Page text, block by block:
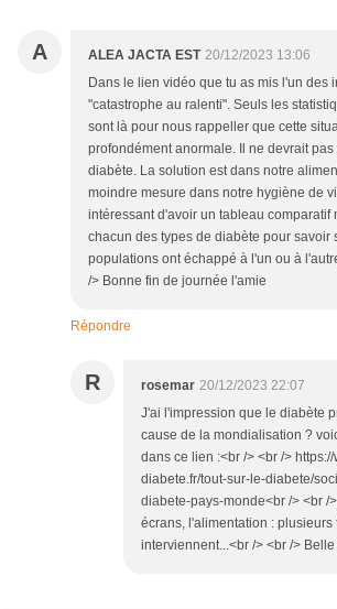
A ALEA JACTA EST 20/12/2023 13:06
Dans le lien vidéo que tu as mis l'un des
"catastrophe au ralenti". Seuls les
sont là pour nous rappeller que cette
profondément anormale. Il ne devrait
diabète. La solution est dans notre
moindre mesure dans notre hygiène de
intéressant d'avoir un tableau comparatif
chacun des types de diabète pour savoir
populations ont échappé à l'un ou à
/> Bonne fin de journée l'amie
Répondre
R rosemar 20/12/2023 22:07
J'ai l'impression que le diabète
cause de la mondialisation ?
dans ce lien :<br /> <br />
diabete.fr/tout-sur-le-diabete/
diabete-pays-monde<br /> <br /
écrans, l'alimentation : plusieurs
interviennent...<br /> <br />